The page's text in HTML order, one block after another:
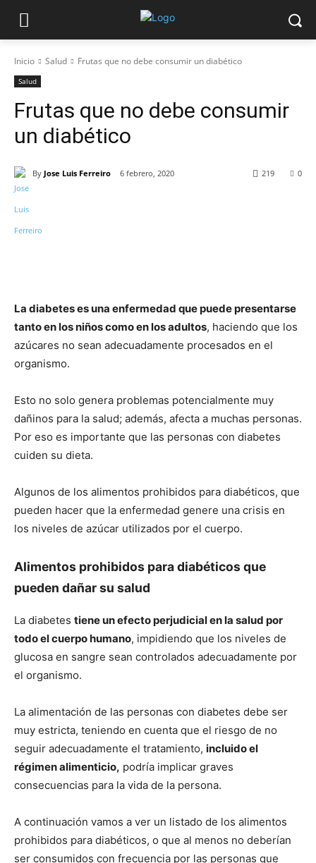
Inicio Salud Frutas que no debe consumir un diabético
Salud
Frutas que no debe consumir
un diabético
By Jose Luis Ferreiro 6 febrero, 2020 0
219
La diabetes es una enfermedad que puede presentarse
tanto en los niños como en los adultos, haciendo que los
azúcares no sean adecuadamente procesados en el
organismo.
Esto no solo genera problemas potencialmente muy
dañinos para la salud; además, afecta a muchas personas.
Por eso es importante que las personas con diabetes
cuiden su dieta.
Algunos de los alimentos prohibidos para diabéticos, que
pueden hacer que la enfermedad genere una crisis en
los niveles de azúcar utilizados por el cuerpo.
Alimentos prohibidos para diabéticos que
pueden dañar su salud
La diabetes tiene un efecto perjudicial en la salud por
todo el cuerpo humano, impidiendo que los niveles de
glucosa en sangre sean controlados adecuadamente por
el organismo.
La alimentación de las personas con diabetes debe ser
muy estricta, teniendo en cuenta que el riesgo de no
seguir adecuadamente el tratamiento, incluido el
régimen alimenticio, podría implicar graves
consecuencias para la vida de la persona.
A continuación vamos a ver un listado de los alimentos
prohibidos para diabéticos, o que al menos no deberían
ser consumidos con frecuencia por las personas que